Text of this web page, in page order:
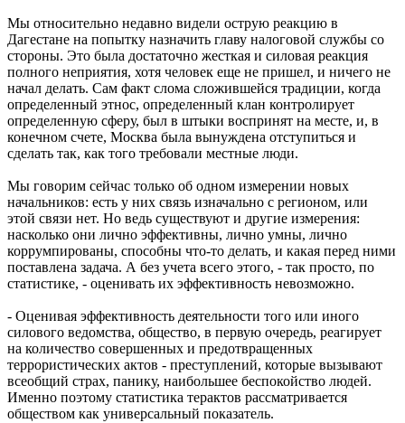
Мы относительно недавно видели острую реакцию в
Дагестане на попытку назначить главу налоговой службы со
стороны. Это была достаточно жесткая и силовая реакция
полного неприятия, хотя человек еще не пришел, и ничего не
начал делать. Сам факт слома сложившейся традиции, когда
определенный этнос, определенный клан контролирует
определенную сферу, был в штыки воспринят на месте, и, в
конечном счете, Москва была вынуждена отступиться и
сделать так, как того требовали местные люди.
Мы говорим сейчас только об одном измерении новых
начальников: есть у них связь изначально с регионом, или
этой связи нет. Но ведь существуют и другие измерения:
насколько они лично эффективны, лично умны, лично
коррумпированы, способны что-то делать, и какая перед ними
поставлена задача. А без учета всего этого, - так просто, по
статистике, - оценивать их эффективность невозможно.
- Оценивая эффективность деятельности того или иного
силового ведомства, общество, в первую очередь, реагирует
на количество совершенных и предотвращенных
террористических актов - преступлений, которые вызывают
всеобщий страх, панику, наибольшее беспокойство людей.
Именно поэтому статистика терактов рассматривается
обществом как универсальный показатель.